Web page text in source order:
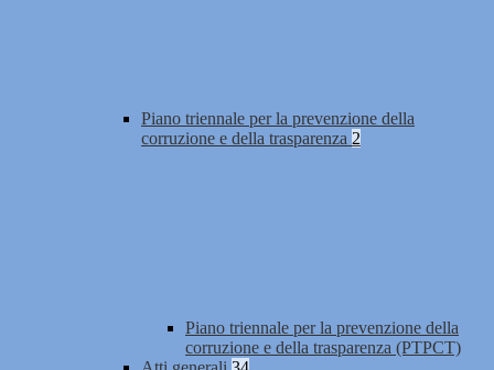
Piano triennale per la prevenzione della
corruzione e della trasparenza 2
Piano triennale per la prevenzione della
corruzione e della trasparenza (PTPCT)